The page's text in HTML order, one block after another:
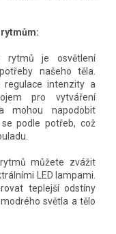
rytmů je osvětlení
našeho těla.
regulace intenzity a
pro vytváření
mohou napodobit
podle potřeb, což
můžete zvážit
LED lampami.
teplejší odstíny
světla a tělo